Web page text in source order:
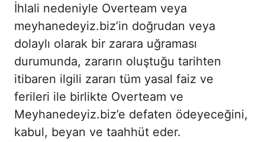
İhlali nedeniyle Overteam veya
meyhanedeyiz.biz’in doğrudan veya
dolaylı olarak bir zarara uğraması
durumunda, zararın oluştuğu tarihten
itibaren ilgili zararı tüm yasal faiz ve
ferileri ile birlikte Overteam ve
Meyhanedeyiz.biz’e defaten ödeyeceğini,
kabul, beyan ve taahhüt eder.